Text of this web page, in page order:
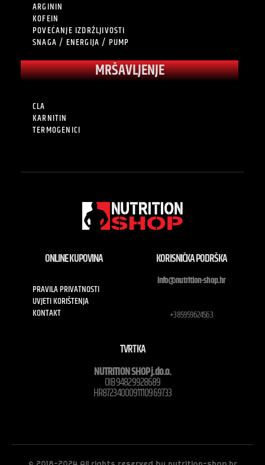
ARGININ
KOFEIN
POVEĆANJE IZDRŽLJIVOSTI
SNAGA / ENERGIJA / PUMP
MRŠAVLJENJE
CLA
KARNITIN
TERMOGENICI
ONLINE KUPOVINA
PRAVILA PRIVATNOSTI
UVJETI KORIŠTENJA
KONTAKT
KORISNIČKA PODRŠKA
info@nutrition-shop.hr
+385959624563
TVRTKA
NUTRITION SHOP j.do.o.
OIB 94829928689
HR8723400091110969733